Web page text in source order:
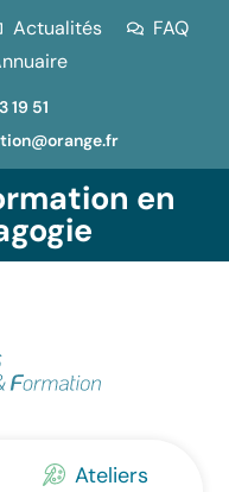
Actualités
FAQ
19 51
en
Ateliers